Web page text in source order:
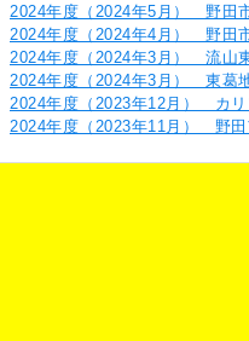
2024年度（2024年5月） 野田
2024年度（2024年4月） 野田
2024年度（2024年3月） 流山
2024年度（2024年3月） 東葛
2024年度（2023年12月） カリ
2024年度（2023年11月） 野田